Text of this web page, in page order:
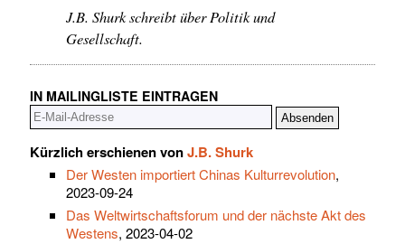
J.B. Shurk schreibt über Politik und
Gesellschaft.
IN MAILINGLISTE EINTRAGEN
Kürzlich erschienen vonJ.B. Shurk
Der Westen importiert Chinas Kulturrevolution,
2023-09-24
Das Weltwirtschaftsforum und der nächste Akt des
Westens, 2023-04-02